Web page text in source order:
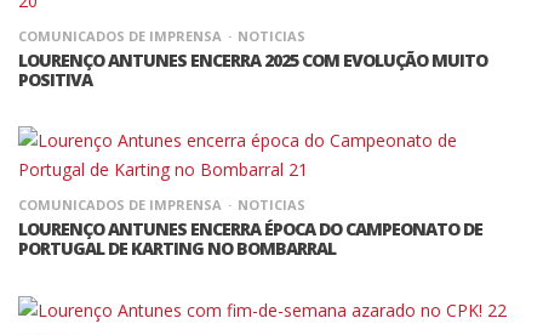
COMUNICADOS DE IMPRENSA NOTICIAS
LOURENÇO ANTUNES ENCERRA 2025 COM EVOLUÇÃO MUITO
POSITIVA
COMUNICADOS DE IMPRENSA NOTICIAS
LOURENÇO ANTUNES ENCERRA ÉPOCA DO CAMPEONATO DE
PORTUGAL DE KARTING NO BOMBARRAL